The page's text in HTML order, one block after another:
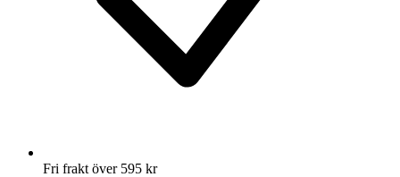
Fri frakt över 595 kr